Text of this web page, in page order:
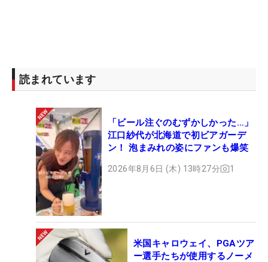
読まれています
「ビール注ぐのむずかしかった…」
江口紗代が北海道で初ビアガーデ
ン！ 泡まみれの姿にファンも爆笑
2026年8月6日 (木) 13時27分 1
米国キャロウェイ、PGAツア
ー選手たちが使用するノーメ